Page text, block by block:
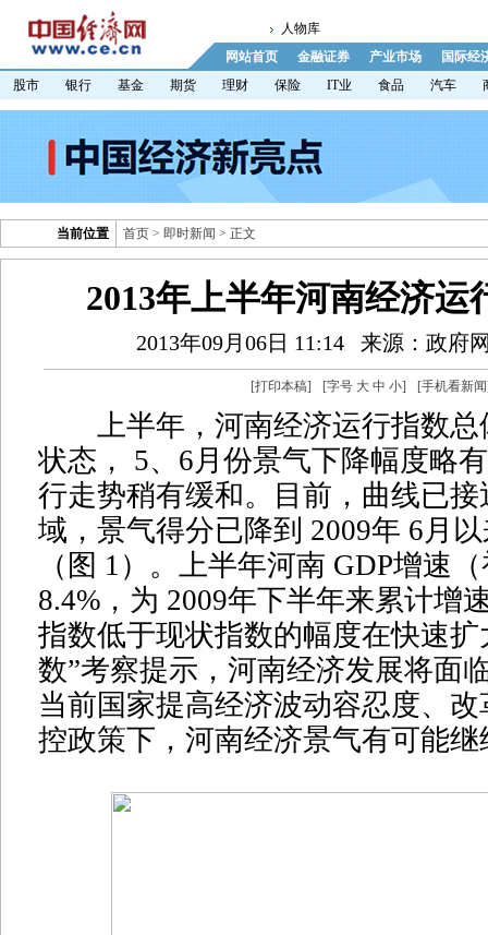
人物库
网站首页
金融证券 产业市场
国际经
股市
银行 基金 期货 理财 保险 IT业 食品 汽车
当前位置 首页 > 即时新闻 > 正文
2013年上半年河南经济运
2013年09月06日 11:14 来源：政府
[打印本稿] [字号 大 中 小] [手机看新闻
上半年，河南经济运行指数总
状态， 5、6月份景气下降幅度略
行走势稍有缓和。目前，曲线已
域，景气得分已降到 2009年 6月
（图 1）。上半年河南 GDP增速
8.4%，为 2009年下半年来累计增
指数低于现状指数的幅度在快速扩
数”考察提示，河南经济发展将面
当前国家提高经济波动容忍度、
控政策下，河南经济景气有可能继